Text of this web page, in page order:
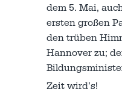
dem 5. Mai,
ersten großen
den trüben
Hannover zu;
Zeit wird’s!